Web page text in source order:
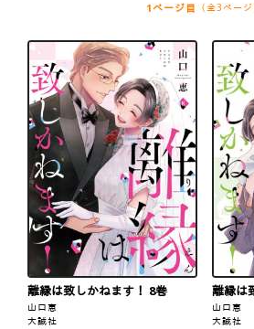
1ページ目 （全3ページ
離縁は致しかねます！ 8巻
山口恵
大誠社
離縁は
山口恵
大誠社